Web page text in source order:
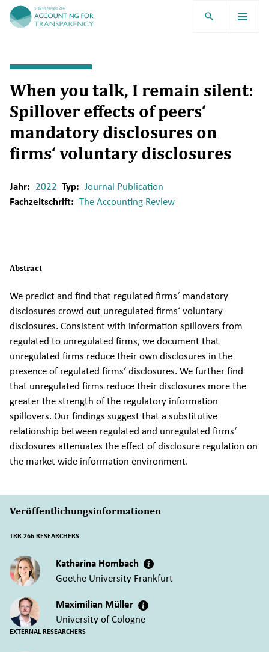
TRR266
When you talk, I remain silent:
Spillover effects of peers‘
mandatory disclosures on
firms‘ voluntary disclosures
Jahr: 2022 Typ: Journal Publication
Fachzeitschrift: The Accounting Review
Abstract
We predict and find that regulated firms‘ mandatory
disclosures crowd out unregulated firms‘ voluntary
disclosures. Consistent with information spillovers from
regulated to unregulated firms, we document that
unregulated firms reduce their own disclosures in the
presence of regulated firms‘ disclosures. We further find
that unregulated firms reduce their disclosures more the
greater the strength of the regulatory information
spillovers. Our findings suggest that a substitutive
relationship between regulated and unregulated firms‘
disclosures attenuates the effect of disclosure regulation on
the market-wide information environment.
Veröffentlichungsinformationen
TRR 266 RESEARCHERS
Katharina Hombach
Goethe University Frankfurt
Maximilian Müller
University of Cologne
EXTERNAL RESEARCHERS